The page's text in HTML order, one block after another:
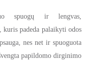
spuogų ir lengvas,
kuris padeda palaikyti odos
nes net ir spuoguota
papildomo dirginimo